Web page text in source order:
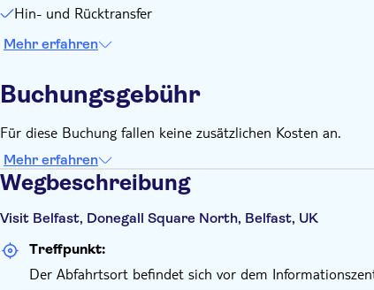
Hin- und Rücktransfer
Mehr erfahren
Buchungsgebühr
Für diese Buchung fallen keine zusätzlichen Kosten an.
Mehr erfahren
Wegbeschreibung
Visit Belfast, Donegall Square North, Belfast, UK
Treffpunkt:
Der Abfahrtsort befindet sich vor dem